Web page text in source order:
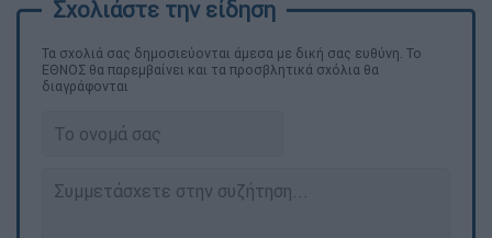
Τα σχολιά σας δημοσιεύονται άμεσα με δική σας ευθύνη. Το
ΕΘΝΟΣ θα παρεμβαίνει και τα προσβλητικά σχόλια θα
διαγράφονται